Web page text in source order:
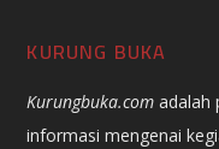
KURUNG BUKA
Kurungbuka.com adalah
informasi mengenai